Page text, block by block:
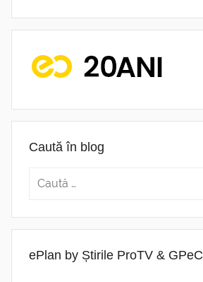
Caută în blog
ePlan by Știrile ProTV & GPeC